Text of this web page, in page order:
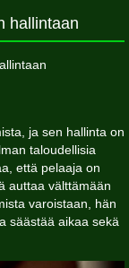
hallintaan
ja sen hallinta on
taloudellisia
että pelaaja on
auttaa välttämään
varoistaan, hän
säästää aikaa sekä